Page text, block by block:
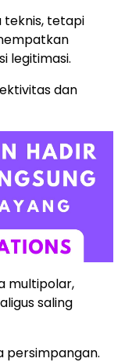
teknis, tetapi
legitimasi.
dan
multipolar,
saling
persimpangan.